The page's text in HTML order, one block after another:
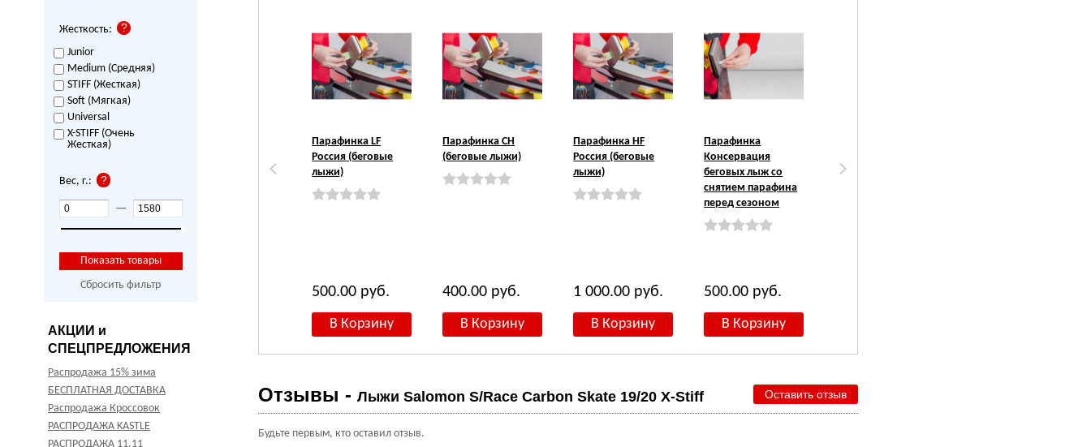
Жесткость:
Junior
Medium (Средняя)
STIFF (Жесткая)
Soft (Мягкая)
Universal
X-STIFF (Очень
Жесткая)
Вес, г.:
—
Сбросить фильтр
АКЦИИ и
СПЕЦПРЕДЛОЖЕНИЯ
Распродажа 15% зима
БЕСПЛАТНАЯ ДОСТАВКА
Распродажа Кроссовок
РАСПРОДАЖА KASTLE
РАСПРОДАЖА 11.11
Парафинка LF
Россия (беговые
лыжи)
500.00 руб.
Парафинка CH
(беговые лыжи)
400.00 руб.
Парафинка HF
Россия (беговые
лыжи)
1 000.00 руб.
Парафинка
Консервация
беговых лыж со
снятием парафина
перед сезоном
500.00 руб.
Соревнованиям с
Отзывы -Лыжи Salomon S/Race Carbon Skate 19/20 X-Stiff Оставить отзыв
Будьте первым, кто оставил отзыв.